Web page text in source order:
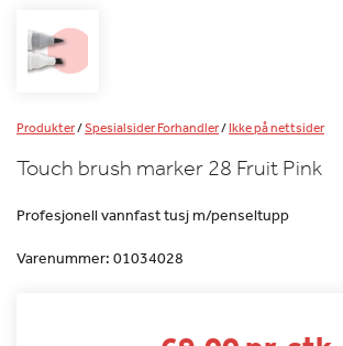
Produkter/Spesialsider Forhandler/Ikke på nettsider
Touch brush marker 28 Fruit Pink
Profesjonell vannfast tusj m/penseltupp
Varenummer: 01034028